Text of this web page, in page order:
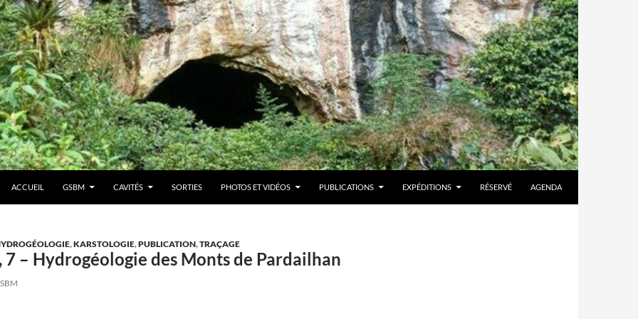
ACCUEIL GSBM CAVITÉS SORTIES PHOTOS ET VIDÉOS PUBLICATIONS EXPÉDITIONS RÉSERVÉ AGENDA
,KARSTOLOGIE,PUBLICATION,TRAÇAGE
– Hydrogéologie des Monts de Pardailhan